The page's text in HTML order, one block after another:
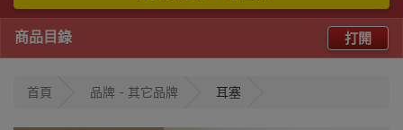
商品目錄 打開
首頁 品牌 - 其它品牌 耳塞